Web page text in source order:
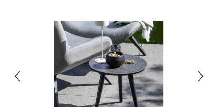
Bildergalerie überspringen